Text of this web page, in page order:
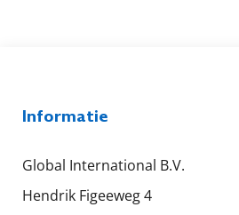
Informatie
Global International B.V.
Hendrik Figeeweg 4